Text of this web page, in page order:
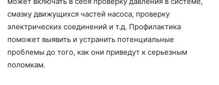
смазку движущихся частей насоса, проверку
электрических соединений и т.д. Профилактика
поможет выявить и устранить потенциальные
проблемы до того, как они приведут к серьезным
поломкам.